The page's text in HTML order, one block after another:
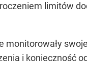
limitów
monitorowały
i konieczność